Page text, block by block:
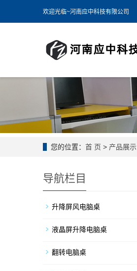
欢迎光临~河南应中科技有限公司
您的位置： 首 页 > 产品展示
导航栏目
升降屏风电脑桌
液晶屏升降电脑桌
翻转电脑桌